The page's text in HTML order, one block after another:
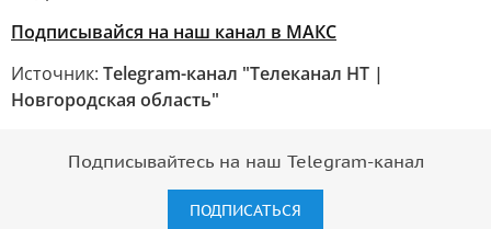
Подписывайся на наш канал в МАКС
Источник: Telegram-канал "Телеканал НТ |
Новгородская область"
Подписывайтесь на наш Telegram-канал
ПОДПИСАТЬСЯ